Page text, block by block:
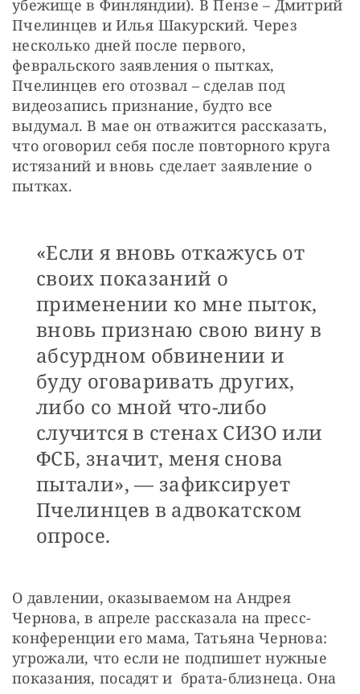
убежище в Финляндии). В Пензе – Дмитрий
Пчелинцев и Илья Шакурский. Через
несколько дней после первого,
февральского заявления о пытках,
Пчелинцев его отозвал – сделав под
видеозапись признание, будто все
выдумал. В мае он отважится рассказать,
что оговорил себя после повторного круга
истязаний и вновь сделает заявление о
пытках.
«Если я вновь откажусь от
своих показаний о
применении ко мне пыток,
вновь признаю свою вину в
абсурдном обвинении и
буду оговаривать других,
либо со мной что-либо
случится в стенах СИЗО или
ФСБ, значит, меня снова
пытали», — зафиксирует
Пчелинцев в адвокатском
опросе.
О давлении, оказываемом на Андрея
Чернова, в апреле рассказала на пресс-
конференции его мама, Татьяна Чернова:
угрожали, что если не подпишет нужные
показания, посадят и  брата-близнеца. Она